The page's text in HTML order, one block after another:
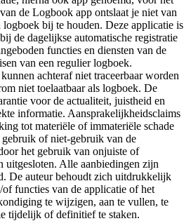
de Logbook app ontslaat je niet van
bij te houden. Deze applicatie is
de dagelijkse automatische registratie
functies en diensten van de
van een regulier logboek.
achteraf niet traceerbaar worden
niet toelaatbaar als logboek. De
voor de actualiteit, juistheid en
informatie. Aansprakelijkheidsclaims
tot materiële of immateriële schade
of niet-gebruik van de
het gebruik van onjuiste of
Alle aanbiedingen zijn
De auteur behoudt zich uitdrukkelijk
functies van de applicatie of het
te wijzigen, aan te vullen, te
tijdelijk of definitief te staken.